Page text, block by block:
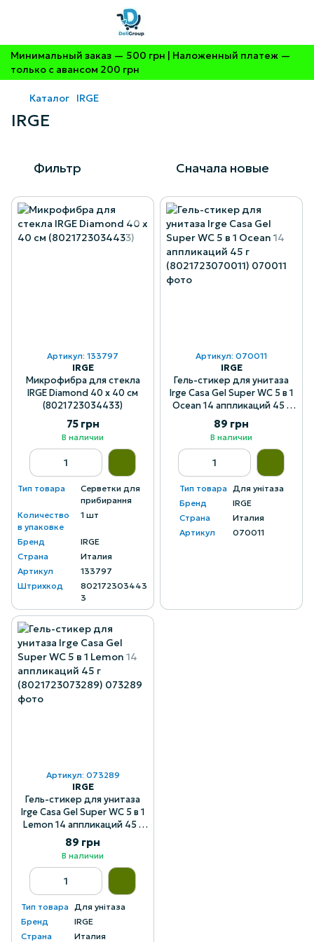
Минимальный заказ — 500 грн | Наложенный платеж —
только с авансом 200 грн
Каталог IRGE
IRGE
Фильтр Сначала новые
Артикул: 133797
IRGE
Микрофибра для стекла
IRGE Diamond 40 х 40 см
(8021723034433)
75 грн
В наличии
Тип товара
Серветки для
прибирання
Количество
в упаковке
1 шт
Бренд
IRGE
Страна
Италия
Артикул
133797
Штрихкод
802172303443
3
Артикул: 070011
IRGE
Гель-стикер для унитаза
Irge Casa Gel Super WC 5 в 1
Ocean 14 аппликаций 45 г
(8021723070011)
89 грн
В наличии
Тип товара
Для унітаза
Бренд
IRGE
Страна
Италия
Артикул
070011
Артикул: 073289
IRGE
Гель-стикер для унитаза
Irge Casa Gel Super WC 5 в 1
Lemon 14 аппликаций 45 г
(8021723073289)
89 грн
В наличии
Тип товара Для унітаза
Бренд
IRGE
Страна
Италия